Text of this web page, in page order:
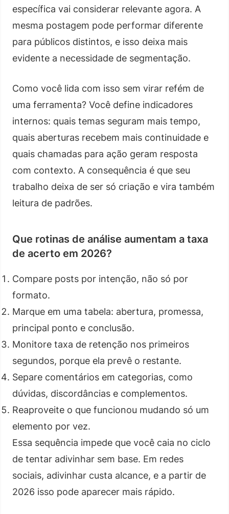
específica vai considerar relevante agora. A
mesma postagem pode performar diferente
para públicos distintos, e isso deixa mais
evidente a necessidade de segmentação.
Como você lida com isso sem virar refém de
uma ferramenta? Você define indicadores
internos: quais temas seguram mais tempo,
quais aberturas recebem mais continuidade e
quais chamadas para ação geram resposta
com contexto. A consequência é que seu
trabalho deixa de ser só criação e vira também
leitura de padrões.
Que rotinas de análise aumentam a taxa
de acerto em 2026?
Compare posts por intenção, não só por
formato.
Marque em uma tabela: abertura, promessa,
principal ponto e conclusão.
Monitore taxa de retenção nos primeiros
segundos, porque ela prevê o restante.
Separe comentários em categorias, como
dúvidas, discordâncias e complementos.
Reaproveite o que funcionou mudando só um
elemento por vez.
Essa sequência impede que você caia no ciclo
de tentar adivinhar sem base. Em redes
sociais, adivinhar custa alcance, e a partir de
2026 isso pode aparecer mais rápido.